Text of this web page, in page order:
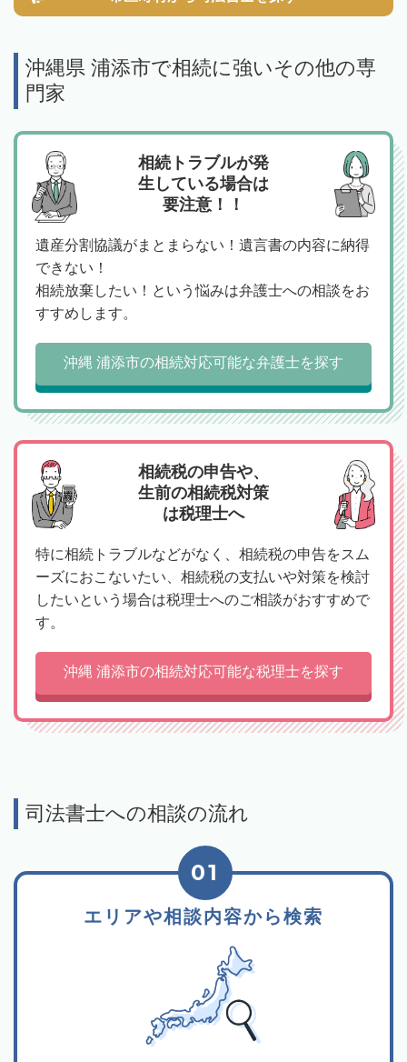
沖縄県 浦添市で相続に強いその他の専
門家
相続トラブルが発
生している場合は
要注意！！
遺産分割協議がまとまらない！遺言書の内容に納得
できない！
相続放棄したい！という悩みは弁護士への相談をお
すすめします。
沖縄 浦添市の相続対応可能な弁護士を探す
相続税の申告や、
生前の相続税対策
は税理士へ
特に相続トラブルなどがなく、相続税の申告をスム
ーズにおこないたい、相続税の支払いや対策を検討
したいという場合は税理士へのご相談がおすすめで
す。
沖縄 浦添市の相続対応可能な税理士を探す
司法書士への相談の流れ
エリアや相談内容から検索
01